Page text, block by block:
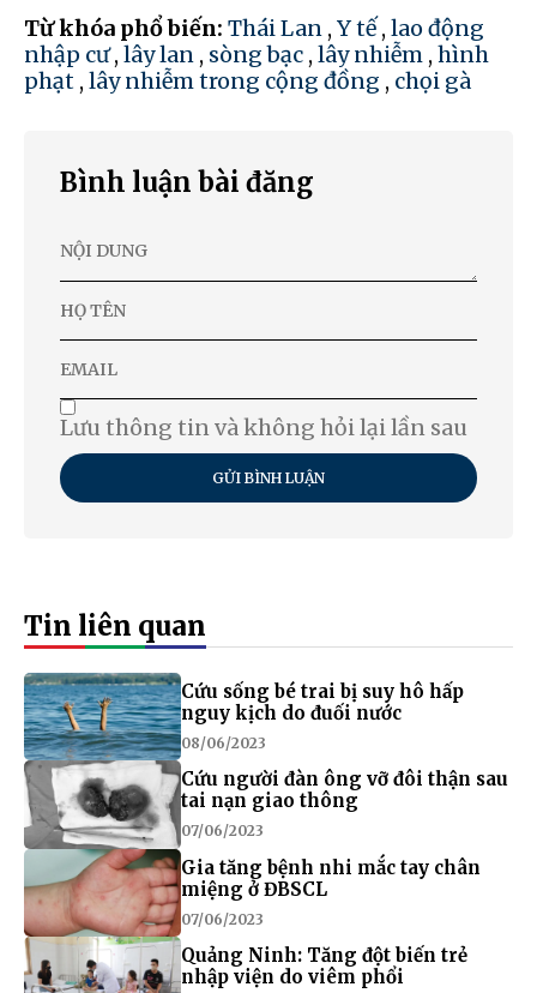
Từ khóa phổ biến: Thái Lan , Y tế, lao động
nhập cư, lây lan , sòng bạc , lây nhiễm , hình
phạt , lây nhiễm trong cộng đồng , chọi gà
Bình luận bài đăng
Lưu thông tin và không hỏi lại lần sau
GỬI BÌNH LUẬN
Tin liên quan
Cứu sống bé trai bị suy hô hấp
nguy kịch do đuối nước
08/06/2023
Cứu người đàn ông vỡ đôi thận sau
tai nạn giao thông
07/06/2023
Gia tăng bệnh nhi mắc tay chân
miệng ở ĐBSCL
07/06/2023
Quảng Ninh: Tăng đột biến trẻ
nhập viện do viêm phổi